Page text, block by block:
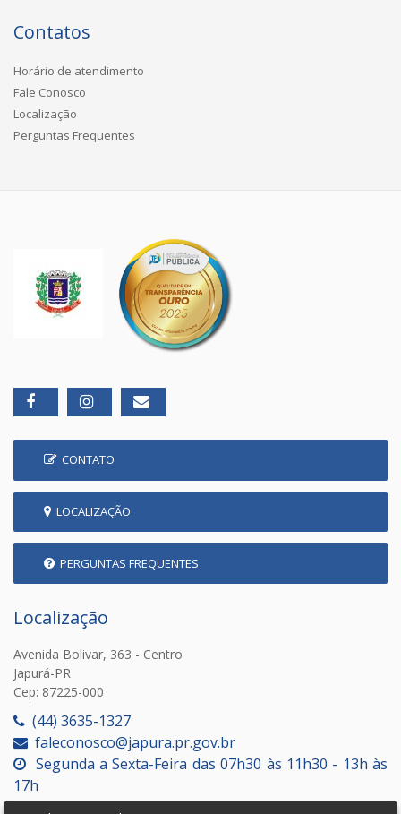
Contatos
Horário de atendimento
Fale Conosco
Localização
Perguntas Frequentes
CONTATO
LOCALIZAÇÃO
PERGUNTAS FREQUENTES
Localização
Avenida Bolivar, 363 - Centro
Japurá-PR
Cep: 87225-000
(44) 3635-1327
faleconosco@japura.pr.gov.br
Segunda a Sexta-Feira das 07h30 às 11h30 - 13h às
17h